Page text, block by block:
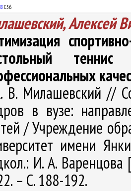
С56
Алексей
теннис
Милашевский //
в вузе:
/ Учреждение
имени
И. А.
– С. 188-192.